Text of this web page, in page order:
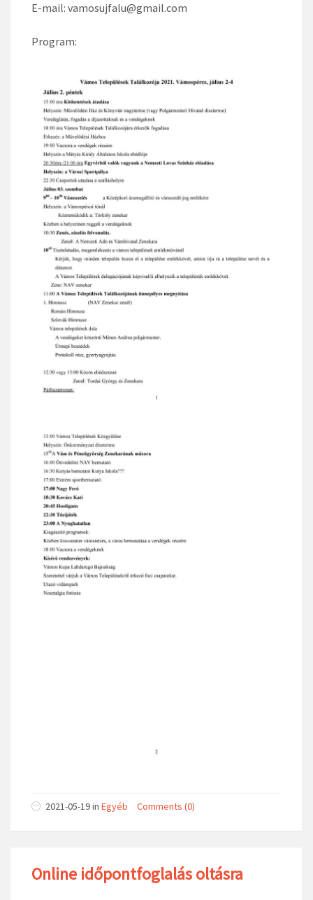
E-mail: vamosujfalu@gmail.com
Program:
2021-05-19in Egyéb Comments (0)
Online időpontfoglalás oltásra